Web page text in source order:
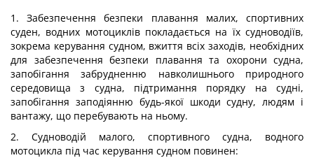
1. Забезпечення безпеки плавання малих, спортивних
суден, водних мотоциклів покладається на їх судноводіїв,
зокрема керування судном, вжиття всіх заходів, необхідних
для забезпечення безпеки плавання та охорони судна,
запобігання забрудненню навколишнього природного
середовища з судна, підтримання порядку на судні,
запобігання заподіянню будь-якої шкоди судну, людям і
вантажу, що перебувають на ньому.
2. Судноводій малого, спортивного судна, водного
мотоцикла під час керування судном повинен: